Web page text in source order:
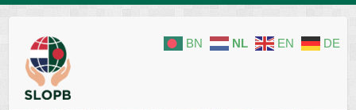
inhoud
BN NL EN DE